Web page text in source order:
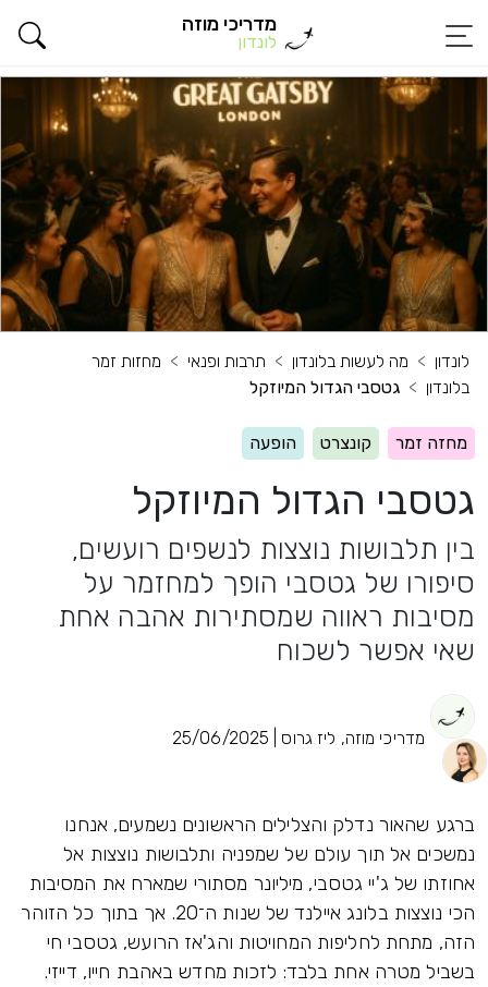
מדריכי מוזה
לונדון
לונדון מה לעשות בלונדון תרבות ופנאי
מחזות זמר
בלונדון
גטסבי הגדול המיוזקל
מחזה זמר קונצרט הופעה
גטסבי הגדול המיוזקל
בין תלבושות נוצצות לנשפים רועשים,
סיפורו של גטסבי הופך למחזמר על
מסיבות ראווה שמסתירות אהבה אחת
שאי אפשר לשכוח
מדריכי מוזה, ליז גרוס | 25/06/2025
ברגע שהאור נדלק והצלילים הראשונים נשמעים, אנחנו
נמשכים אל תוך עולם של שמפניה ותלבושות נוצצות אל
אחוזתו של ג'יי גטסבי, מיליונר מסתורי שמארח את המסיבות
הכי נוצצות בלונג איילנד של שנות ה־20. אך בתוך כל הזוהר
הזה, מתחת לחליפות המחויטות והג'אז הרועש, גטסבי חי
בשביל מטרה אחת בלבד: לזכות מחדש באהבת חייו, דייזי.